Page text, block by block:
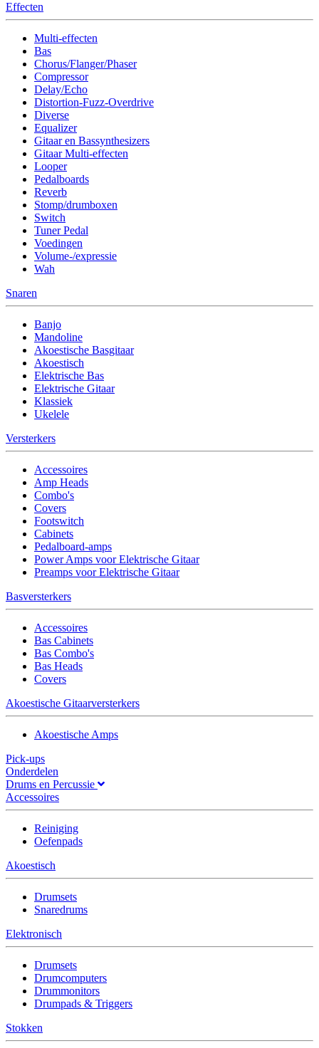
Effecten
Multi-effecten
Bas
Chorus/Flanger/Phaser
Compressor
Delay/Echo
Distortion-Fuzz-Overdrive
Diverse
Equalizer
Gitaar en Bassynthesizers
Gitaar Multi-effecten
Looper
Pedalboards
Reverb
Stomp/drumboxen
Switch
Tuner Pedal
Voedingen
Volume-/expressie
Wah
Snaren
Banjo
Mandoline
Akoestische Basgitaar
Akoestisch
Elektrische Bas
Elektrische Gitaar
Klassiek
Ukelele
Versterkers
Accessoires
Amp Heads
Combo's
Covers
Footswitch
Cabinets
Pedalboard-amps
Power Amps voor Elektrische Gitaar
Preamps voor Elektrische Gitaar
Basversterkers
Accessoires
Bas Cabinets
Bas Combo's
Bas Heads
Covers
Akoestische Gitaarversterkers
Akoestische Amps
Pick-ups
Onderdelen
Drums en Percussie
Accessoires
Reiniging
Oefenpads
Akoestisch
Drumsets
Snaredrums
Elektronisch
Drumsets
Drumcomputers
Drummonitors
Drumpads & Triggers
Stokken